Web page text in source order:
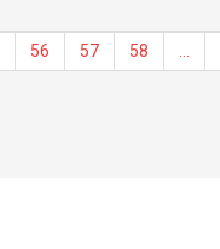
56 57 58